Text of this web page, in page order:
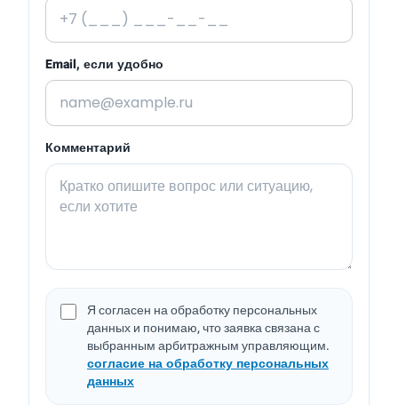
Email, если удобно
Комментарий
Я согласен на обработку персональных
данных и понимаю, что заявка связана с
выбранным арбитражным управляющим.
согласие на обработку персональных
данных